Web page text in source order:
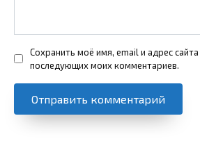
Сохранить моё имя, email и адрес
последующих моих комментариев.